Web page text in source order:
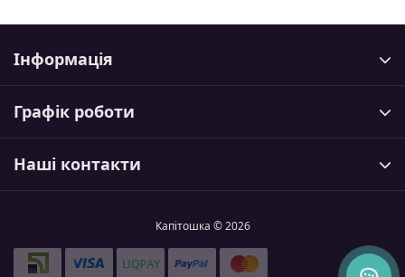
Інформація
Графік роботи
Наші контакти
Капітошка © 2026